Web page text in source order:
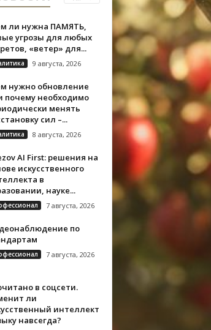
ли нужна ПАМЯТЬ,
угрозы для любых
«ветер» для...
9 августа, 2026
нужно обновление
почему необходимо
менять
сил –...
8 августа, 2026
AI First: решения на
искусственного
в
науке...
7 августа, 2026
по
7 августа, 2026
в соцсети.
ли
интеллект
навсегда?